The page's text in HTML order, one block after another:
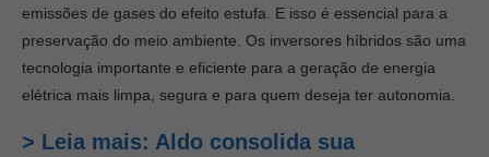
emissões de gases do efeito estufa. E isso é essencial para a
preservação do meio ambiente. Os inversores híbridos são uma
tecnologia importante e eficiente para a geração de energia
elétrica mais limpa, segura e para quem deseja ter autonomia.
> Leia mais: Aldo consolida sua